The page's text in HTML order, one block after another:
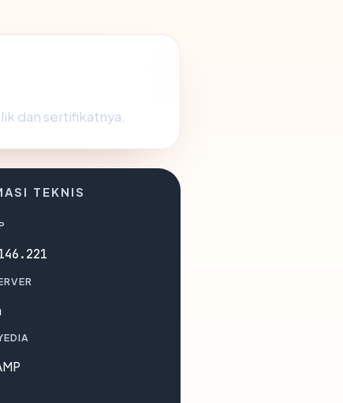
dan sertifikatnya.
TEKNIS